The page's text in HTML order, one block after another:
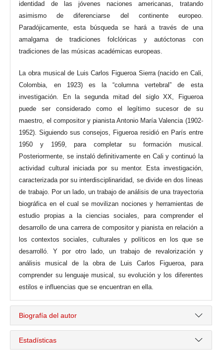
identidad de las jóvenes naciones americanas, tratando
asimismo de diferenciarse del continente europeo.
Paradójicamente, esta búsqueda se hará a través de una
amalgama de tradiciones folclóricas y autóctonas con
tradiciones de las músicas académicas europeas.
La obra musical de Luis Carlos Figueroa Sierra (nacido en Cali,
Colombia, en 1923) es la “columna vertebral” de esta
investigación. En la segunda mitad del siglo XX, Figueroa
puede ser considerado como el legítimo sucesor de su
maestro, el compositor y pianista Antonio María Valencia (1902-
1952). Siguiendo sus consejos, Figueroa residió en París entre
1950 y 1959, para completar su formación musical.
Posteriormente, se instaló definitivamente en Cali y continuó la
actividad cultural iniciada por su mentor. Esta investigación,
caracterizada por su interdisciplinaridad, se divide en dos líneas
de trabajo. Por un lado, un trabajo de análisis de una trayectoria
biográfica en el cual se movilizan nociones y herramientas de
estudio propias a la ciencias sociales, para comprender el
desarrollo de una carrera de compositor y pianista en relación a
los contextos sociales, culturales y políticos en los que se
desarrolló. Y por otro lado, un trabajo de revalorización y
análisis musical de la obra de Luis Carlos Figueroa, para
comprender su lenguaje musical, su evolución y los diferentes
estilos e influencias que se encuentran en ella.
Biografía del autor
Estadísticas